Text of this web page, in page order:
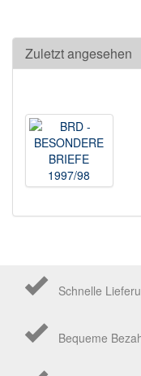
Zuletzt angesehen
Schnelle
Bequeme